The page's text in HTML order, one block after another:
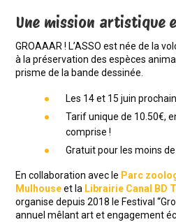
Une mission artistique
GROAAAR ! L’ASSO est née de la
à la préservation des espèces
prisme de la bande dessinée.
Les 14 et 15 juin
Tarif unique de 10.50€,
comprise !
Gratuit pour les moins de
En collaboration avec le Parc
Mulhouseet la Librairie Canal BD
organise depuis 2018 le Festival
annuel mêlant art et engagement